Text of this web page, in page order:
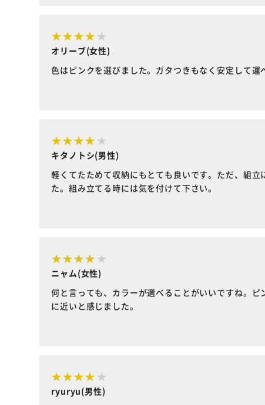
オリーブ(女性)
色はピンクを選びました。ガタつきもなく安定して運
キタノトシ(男性)
軽くてたためて収納にもとても良いです。ただ、組
た。組み立てる時には気を付けて下さい。
ニャム(女性)
何と言っても、カラーが選べることがいいですね。
に近いと感じました。
ryuryu(男性)